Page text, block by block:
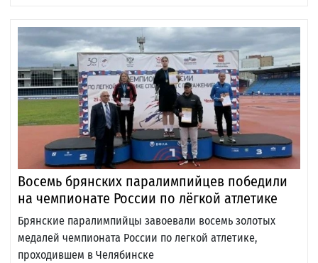
Восемь брянских паралимпийцев победили
на чемпионате России по лёгкой атлетике
Брянские паралимпийцы завоевали восемь золотых
медалей чемпионата России по легкой атлетике,
проходившем в Челябинске